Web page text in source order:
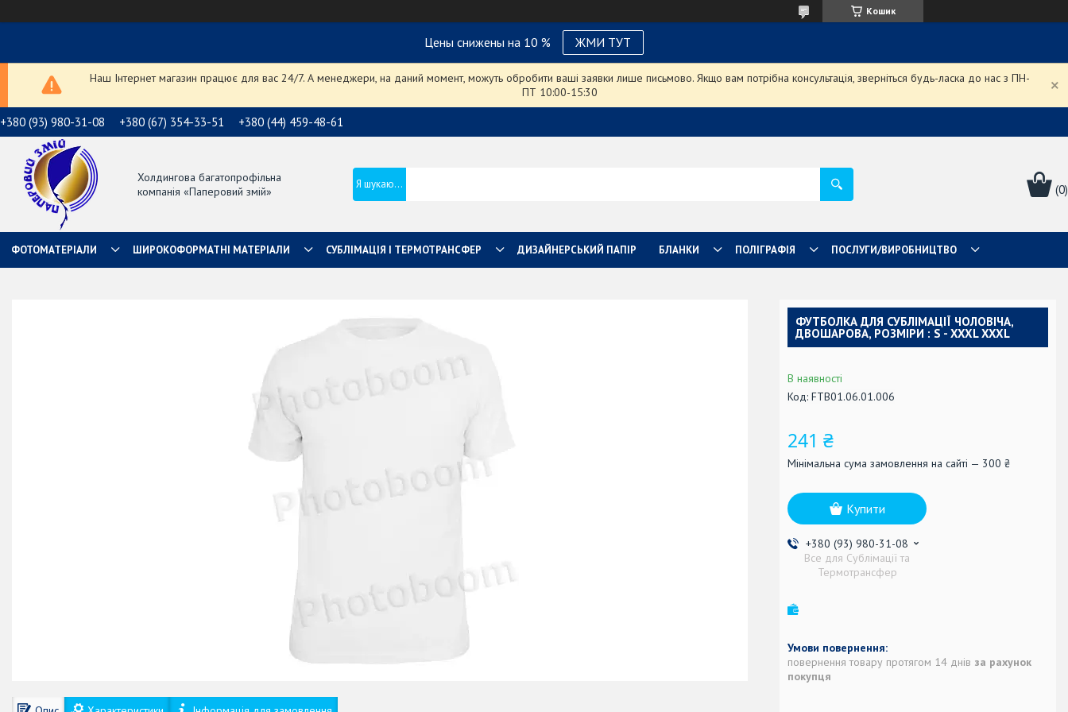
Кошик
Цены снижены на 10 % ЖМИ ТУТ
Наш Інтернет магазин працює для вас 24/7. А менеджери, на даний момент, можуть обробити ваші заявки лише письмово. Якщо вам потрібна консультація, зверніться будь-ласка до нас з ПН-
ПТ 10:00-15:30
+380 (93) 980-31-08 +380 (67) 354-33-51 +380 (44) 459-48-61
Холдингова багатопрофільна
компанія «Паперовий змій»
ФОТОМАТЕРІАЛИ ШИРОКОФОРМАТНІ МАТЕРІАЛИ СУБЛІМАЦІЯ І ТЕРМОТРАНСФЕР ДИЗАЙНЕРСЬКИЙ ПАПІР БЛАНКИ ПОЛІГРАФІЯ ПОСЛУГИ/ВИРОБНИЦТВО
ФУТБОЛКА ДЛЯ СУБЛІМАЦІЇ ЧОЛОВІЧА,
ДВОШАРОВА, РОЗМІРИ : S - XXXL XXXL
В наявності
Код: FTB01.06.01.006
241 ₴
Мінімальна сума замовлення на сайті — 300 ₴
Купити
+380 (93) 980-31-08
Все для Сублімації та
Термотрансфер
повернення товару протягом 14 днів за рахунок
покупця